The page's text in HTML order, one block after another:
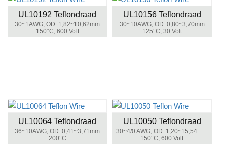
UL10192 Teflondraad
30~1AWG, OD: 1,82~10,62mm
150°C, 600 Volt
UL10156 Teflondraad
30~10AWG, OD: 0,80~3,70mm
125°C, 30 Volt
UL10064 Teflondraad
36~10AWG, OD: 0,41~3,71mm
200°C
UL10050 Teflondraad
30~4/0 AWG, OD: 1,20~15,54 mm
150°C, 600 Volt